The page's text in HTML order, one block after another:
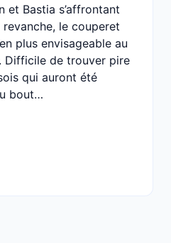
et Bastia s’affrontant
revanche, le couperet
plus envisageable au
Difficile de trouver pire
qui auront été
bout…